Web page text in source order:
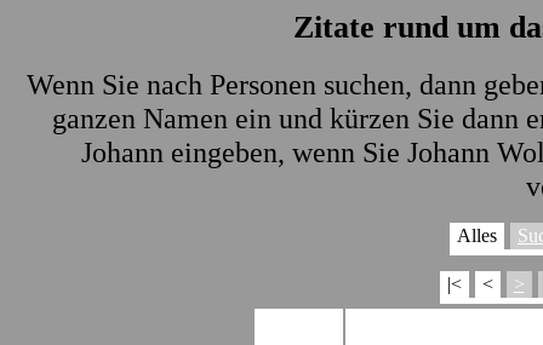
Zitate rund um
Wenn Sie nach Personen suchen, dann
ganzen Namen ein und kürzen Sie dann
Johann eingeben, wenn Sie Johann
Alles
|< < >